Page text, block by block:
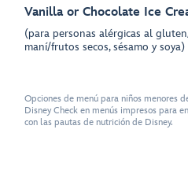
Vanilla or Chocolate Ice
(para personas alérgicas al
maní/frutos secos, sésamo y soya)
Opciones de menú para niños menores
Disney Check en menús impresos para
con las pautas de nutrición de Disney.